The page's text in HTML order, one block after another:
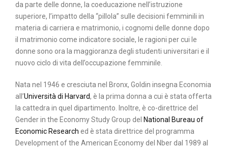
da parte delle donne, la coeducazione nell’istruzione
superiore, l’impatto della “pillola” sulle decisioni femminili in
materia di carriera e matrimonio, i cognomi delle donne dopo
il matrimonio come indicatore sociale, le ragioni per cui le
donne sono ora la maggioranza degli studenti universitari e il
nuovo ciclo di vita dell’occupazione femminile.
Nata nel 1946 e cresciuta nel Bronx, Goldin insegna Economia
all’Università di Harvard, è la prima donna a cui è stata offerta
la cattedra in quel dipartimento. Inoltre, è co-direttrice del
Gender in the Economy Study Group del National Bureau of
Economic Research ed è stata direttrice del programma
Development of the American Economy del Nber dal 1989 al